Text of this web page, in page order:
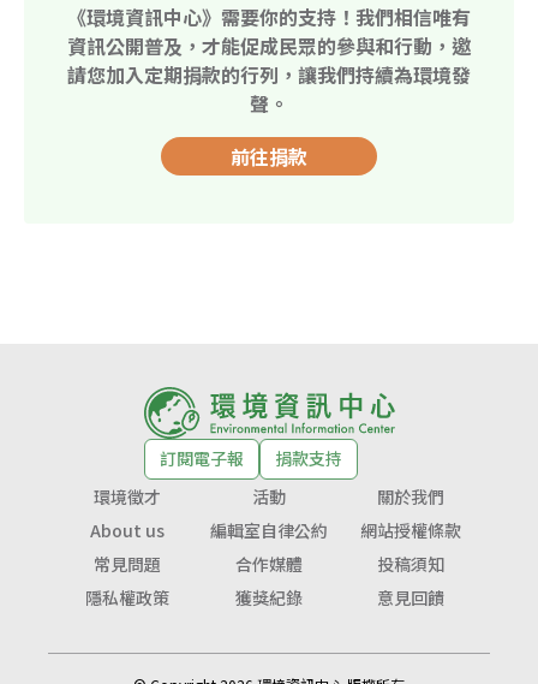
《環境資訊中心》需要你的支持！我們相信唯有
資訊公開普及，才能促成民眾的參與和行動，邀
請您加入定期捐款的行列，讓我們持續為環境發
聲。
前往捐款
訂閱電子報
捐款支持
環境徵才
活動
關於我們
About us
編輯室自律公約
網站授權條款
常見問題
合作媒體
投稿須知
隱私權政策
獲獎紀錄 意見回饋